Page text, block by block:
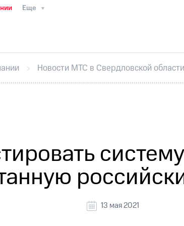
Еще
ИнтервьюФинансовая
секретарьРаскрытие информации
кабинет акционераАкционерный
Новости МТС в Свердловской области
13 мая 2021